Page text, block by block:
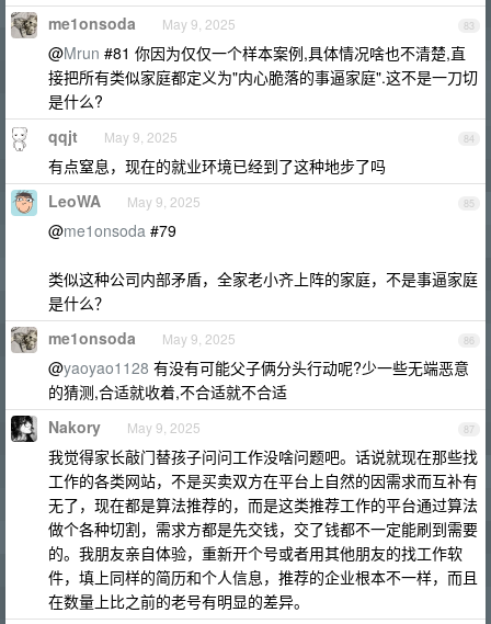
83
me1onsoda May 9, 2025
@Mrun #81 你因为仅仅一个样本案例,具体情况啥也不清楚,直
接把所有类似家庭都定义为"内心脆落的事逼家庭".这不是一刀切
是什么?
84
qqjt May 9, 2025
有点窒息，现在的就业环境已经到了这种地步了吗
85
LeoWA May 9, 2025
@me1onsoda #79
类似这种公司内部矛盾，全家老小齐上阵的家庭，不是事逼家庭
是什么？
86
me1onsoda May 9, 2025
@yaoyao1128 有没有可能父子俩分头行动呢?少一些无端恶意
的猜测,合适就收着,不合适就不合适
87
Nakory May 9, 2025
我觉得家长敲门替孩子问问工作没啥问题吧。话说就现在那些找
工作的各类网站，不是买卖双方在平台上自然的因需求而互补有
无了，现在都是算法推荐的，而是这类推荐工作的平台通过算法
做个各种切割，需求方都是先交钱，交了钱都不一定能刷到需要
的。我朋友亲自体验，重新开个号或者用其他朋友的找工作软
件，填上同样的简历和个人信息，推荐的企业根本不一样，而且
在数量上比之前的老号有明显的差异。